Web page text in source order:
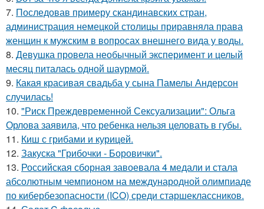
7. Последовав примеру скандинавских стран,
администрация немецкой столицы приравняла права
женщин к мужским в вопросах внешнего вида у воды.
8. Девушка провела необычный эксперимент и целый
месяц питалась одной шаурмой.
9. Какая красивая свадьба у сына Памелы Андерсон
случилась!
10. "Риск Преждевременной Сексуализации": Ольга
Орлова заявила, что ребенка нельзя целовать в губы.
11. Киш с грибами и курицей.
12. Закуска "Грибочки - Боровички".
13. Российская сборная завоевала 4 медали и стала
абсолютным чемпионом на международной олимпиаде
по кибербезопасности (ICO) среди старшеклассников.